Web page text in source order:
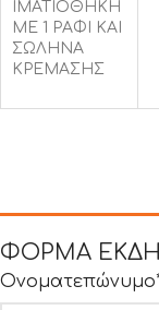
ΙΜΑΤΙΟΘΗΚΗ
ΜΕ 1 ΡΑΦΙ ΚΑΙ
ΣΩΛΗΝΑ
ΚΡΕΜΑΣΗΣ
ΦΟΡΜΑ